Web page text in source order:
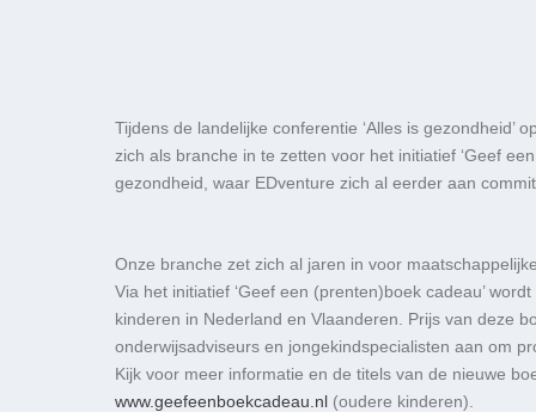
Tijdens de landelijke conferentie ‘Alles is
zich als branche in te zetten voor het initiatief ‘Geef
gezondheid, waar EDventure zich al eerder aan
Onze branche zet zich al jaren in voor
Via het initiatief ‘Geef een (prenten)boek cadeau’
kinderen in Nederland en Vlaanderen. Prijs van deze
onderwijsadviseurs en jongekindspecialisten aan om
Kijk voor meer informatie en de titels van de nieuwe
www.geefeenboekcadeau.nl(oudere kinderen).